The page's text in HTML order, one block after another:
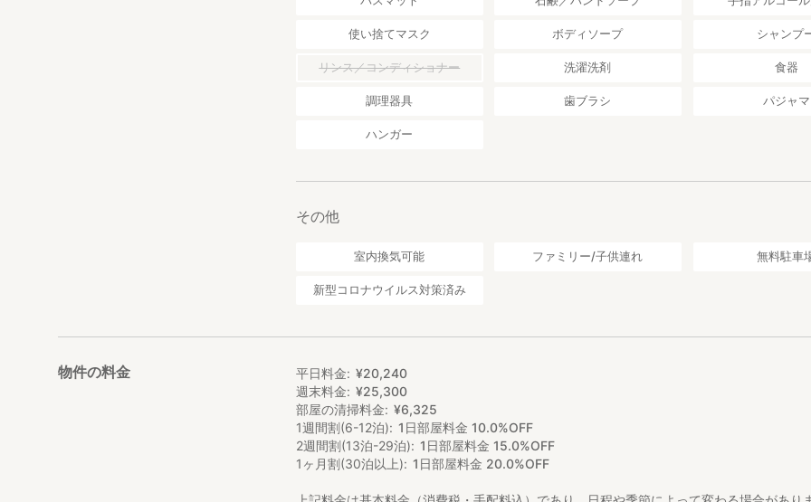
使い捨てマスク ボディソープ シャンプ
リンス／コンディショナー 洗濯洗剤 食器
調理器具 歯ブラシ パジャマ
ハンガー
その他
室内換気可能 ファミリー/子供連れ 無料駐車
新型コロナウイルス対策済み
物件の料金 平日料金 ¥20,240
週末料金
¥25,300
部屋の清掃料金
¥6,325
1週間割(6-12泊)
1日部屋料金 10.0%OFF
2週間割(13泊-29泊)
1日部屋料金 15.0%OFF
1ヶ月割(30泊以上)
1日部屋料金 20.0%OFF